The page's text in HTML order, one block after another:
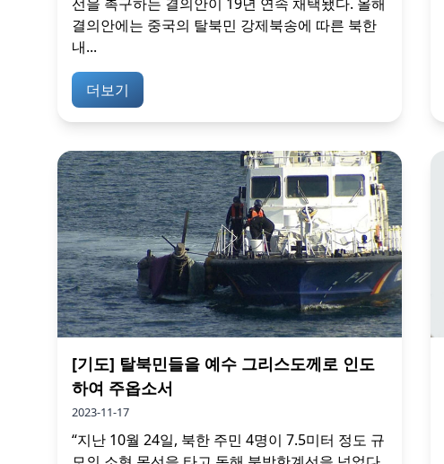
결의안에는 중국의 탈북민 강제북송에 따른 북한
내...
더보기
[기도] 탈북민들을 예수 그리스도께로 인도
하여 주옵소서
2023-11-17
“지난 10월 24일, 북한 주민 4명이 7.5미터 정도 규